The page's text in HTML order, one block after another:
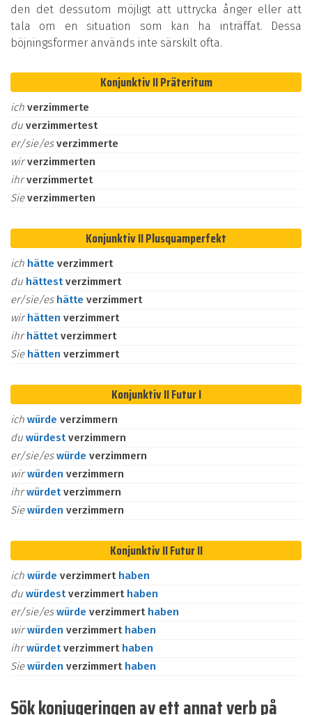
den det dessutom möjligt att uttrycka ånger eller att
tala om en situation som kan ha inträffat. Dessa
böjningsformer används inte särskilt ofta.
Konjunktiv II Präteritum
ich verzimmerte
du verzimmertest
er/sie/esverzimmerte
wirverzimmerten
ihrverzimmertet
Sieverzimmerten
Konjunktiv II Plusquamperfekt
ich hätte verzimmert
du hättestverzimmert
er/sie/es hätte verzimmert
wirhätten verzimmert
ihrhättetverzimmert
Sie hätten verzimmert
Konjunktiv II Futur I
ich würde verzimmern
du würdestverzimmern
er/sie/eswürde verzimmern
wirwürden verzimmern
ihrwürdetverzimmern
Siewürden verzimmern
Konjunktiv II Futur II
ich würde verzimmert haben
du würdestverzimmert haben
er/sie/eswürde verzimmert haben
wirwürden verzimmert haben
ihrwürdetverzimmert haben
Siewürden verzimmert haben
Sök konjugeringen av ett annat verb på